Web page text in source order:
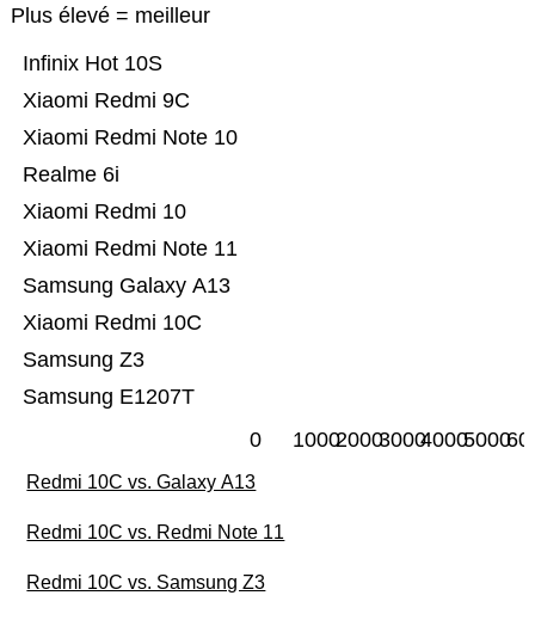
Plus élevé = meilleur
Samsung E1207T
Samsung Z3
Xiaomi Redmi 10C
Samsung Galaxy A13
Xiaomi Redmi Note 11
Xiaomi Redmi 10
Realme 6i
Xiaomi Redmi Note 10
Xiaomi Redmi 9C
Infinix Hot 10S
0 10002000300040005000
Redmi 10C vs. Galaxy A13
Redmi 10C vs. Redmi Note 11
Redmi 10C vs. Samsung Z3